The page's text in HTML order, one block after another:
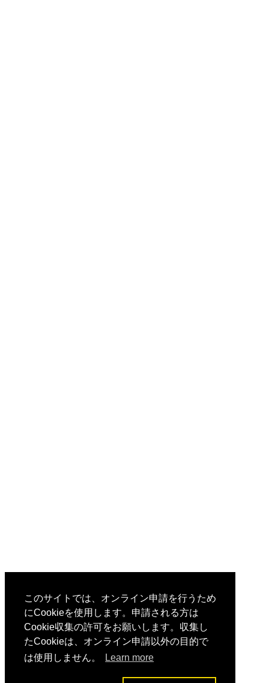
このサイトでは、オンライン申請を行うため
にCookieを使用します。申請される方は
Cookie収集の許可をお願いします。収集し
たCookieは、オンライン申請以外の目的で
は使用しません。
Learn more